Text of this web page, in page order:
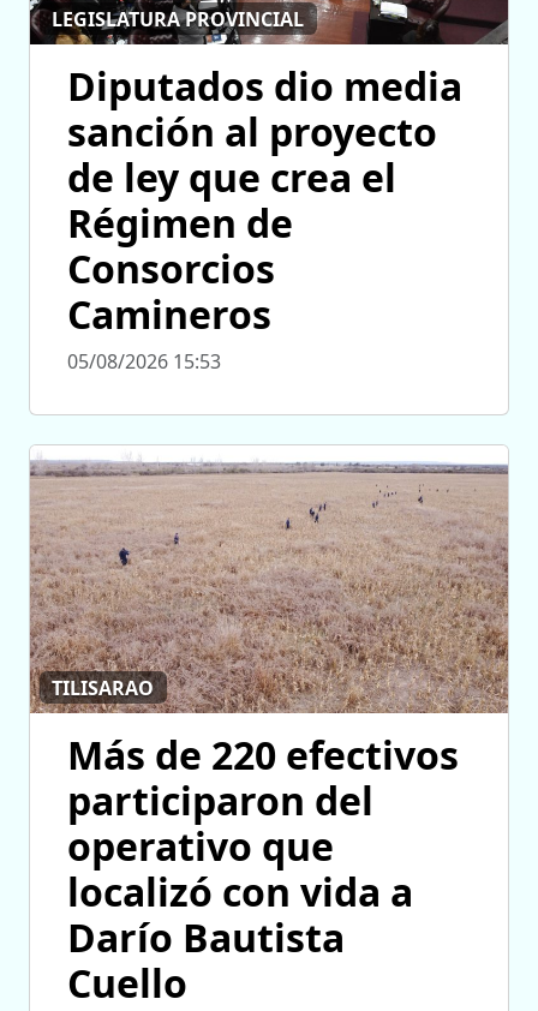
LEGISLATURA PROVINCIAL
Diputados dio media
sanción al proyecto
de ley que crea el
Régimen de
Consorcios
Camineros
05/08/2026 15:53
TILISARAO
Más de 220 efectivos
participaron del
operativo que
localizó con vida a
Darío Bautista
Cuello